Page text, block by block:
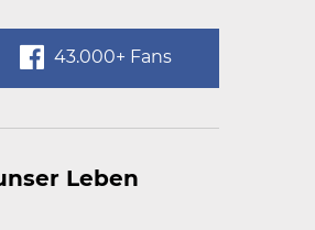
43.000+ Fans
Leben